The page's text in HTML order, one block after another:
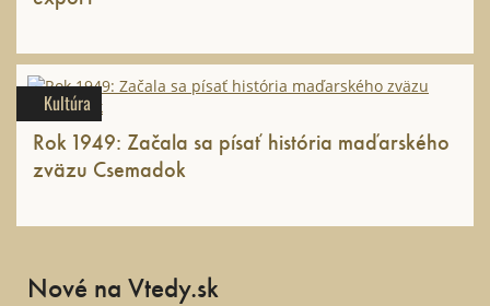
Kultúra
Rok 1949: Začala sa písať história maďarského
zväzu Csemadok
Nové na Vtedy.sk